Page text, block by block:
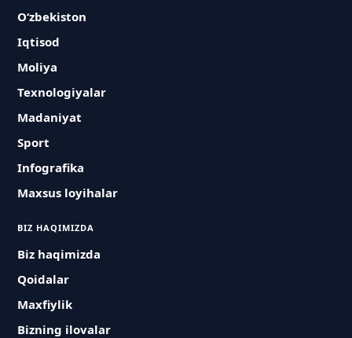
O‘zbekiston
Iqtisod
Moliya
Texnologiyalar
Madaniyat
Sport
Infografika
Maxsus loyihalar
BIZ HAQIMIZDA
Biz haqimizda
Qoidalar
Maxfiylik
Bizning ilovalar